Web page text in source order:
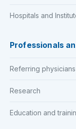
Hospitals and
Professionals
Referring physicians
Research
Education and